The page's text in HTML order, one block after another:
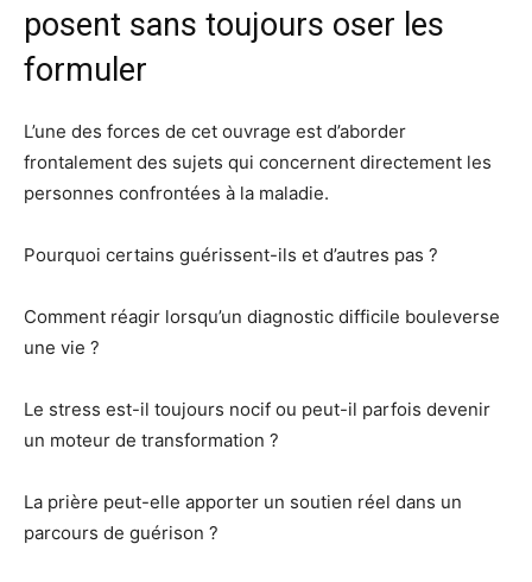
posent sans toujours oser les
formuler
L’une des forces de cet ouvrage est d’aborder
frontalement des sujets qui concernent directement les
personnes confrontées à la maladie.
Pourquoi certains guérissent-ils et d’autres pas ?
Comment réagir lorsqu’un diagnostic difficile bouleverse
une vie ?
Le stress est-il toujours nocif ou peut-il parfois devenir
un moteur de transformation ?
La prière peut-elle apporter un soutien réel dans un
parcours de guérison ?